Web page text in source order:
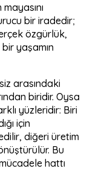
bir iradedir;
özgürlük,
bir yaşamın
arasındaki
biridir. Oysa
yüzleridir: Biri
için
diğeri üretim
Bu
hattı